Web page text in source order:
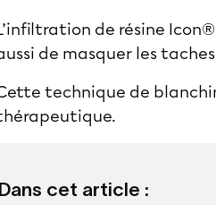
Dans cet article :
de résine
de masquer les
technique de